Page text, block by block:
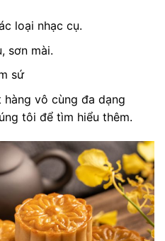
loại nhạc cụ.
sơn mài.
sứ
hàng vô cùng đa dạng
tôi để tìm hiểu thêm.